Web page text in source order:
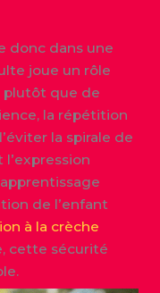
donc dans une
joue un rôle
plutôt que de
la répétition
la spirale de
de l’enfant
à la crèche
cette sécurité